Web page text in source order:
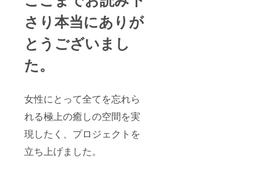
さり本当にありが
とうございまし
た。
女性にとって全てを忘れら
れる極上の癒しの空間を実
現したく、プロジェクトを
立ち上げました。